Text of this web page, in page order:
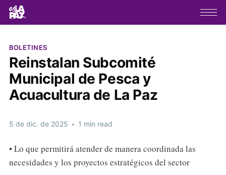
BOLETINES
Reinstalan Subcomité
Municipal de Pesca y
Acuacultura de La Paz
5 de dic. de 2025 • 1 min read
• Lo que permitirá atender de manera coordinada las
necesidades y los proyectos estratégicos del sector